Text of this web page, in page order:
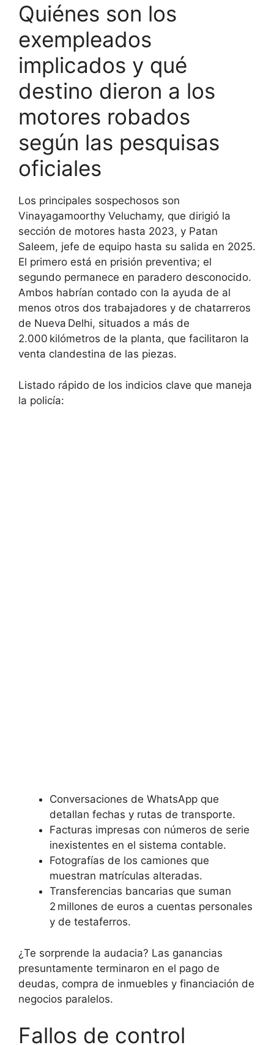
Quiénes son los
exempleados
implicados y qué
destino dieron a los
motores robados
según las pesquisas
oficiales
Los principales sospechosos son
Vinayagamoorthy Veluchamy, que dirigió la
sección de motores hasta 2023, y Patan
Saleem, jefe de equipo hasta su salida en 2025.
El primero está en prisión preventiva; el
segundo permanece en paradero desconocido.
Ambos habrían contado con la ayuda de al
menos otros dos trabajadores y de chatarreros
de Nueva Delhi, situados a más de
2.000 kilómetros de la planta, que facilitaron la
venta clandestina de las piezas.
Listado rápido de los indicios clave que maneja
la policía:
Conversaciones de WhatsApp que
detallan fechas y rutas de transporte.
Facturas impresas con números de serie
inexistentes en el sistema contable.
Fotografías de los camiones que
muestran matrículas alteradas.
Transferencias bancarias que suman
2 millones de euros a cuentas personales
y de testaferros.
¿Te sorprende la audacia? Las ganancias
presuntamente terminaron en el pago de
deudas, compra de inmuebles y financiación de
negocios paralelos.
Fallos de control